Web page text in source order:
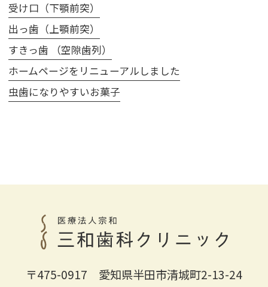
受け口（下顎前突）
出っ歯（上顎前突）
すきっ歯 （空隙歯列）
ホームページをリニューアルしました
虫歯になりやすいお菓子
〒475-0917 愛知県半田市清城町2-13-24